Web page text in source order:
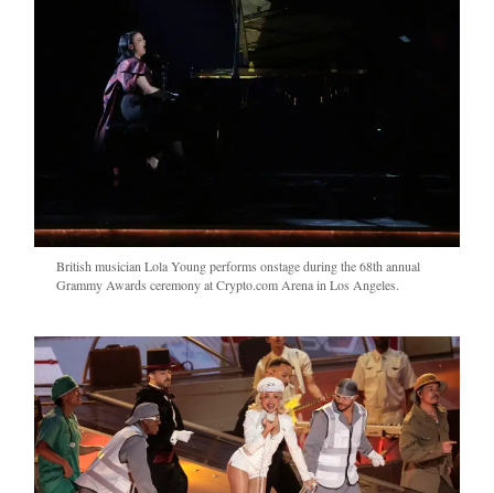
British musician Lola Young performs onstage during the 68th annual
Grammy Awards ceremony at Crypto.com Arena in Los Angeles.